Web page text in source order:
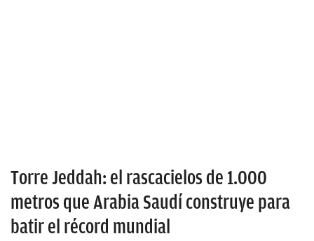
Torre Jeddah: el rascacielos de 1.000
metros que Arabia Saudí construye para
batir el récord mundial